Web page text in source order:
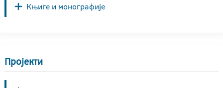
Књиге и монографије
Пројекти